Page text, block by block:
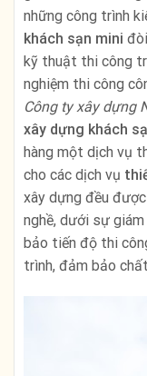
những công trình
khách sạn mini
kỹ thuật thi công
nghiệm thi công
Công ty xây dựng
xây dựng khách
hàng một dịch vụ
cho các dịch vụ
xây dựng đều
nghề, dưới sự
bảo tiến độ thi
trình, đảm bảo